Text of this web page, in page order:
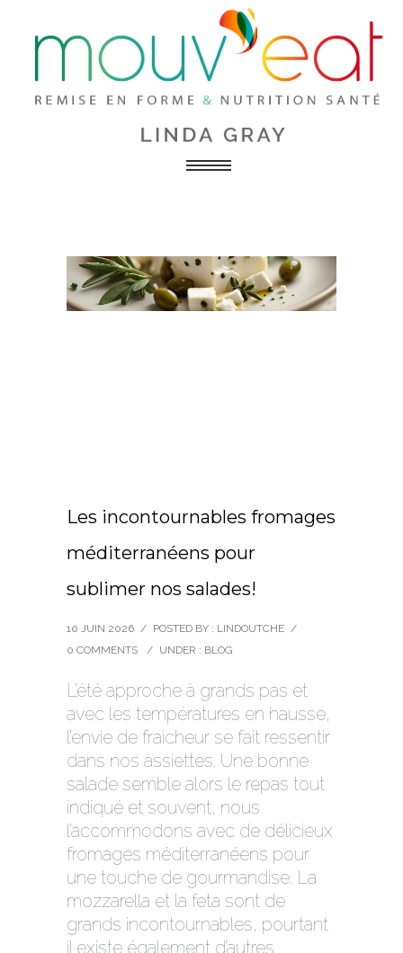
Les incontournables fromages
méditerranéens pour
sublimer nos salades!
10 JUIN 2026 / POSTED BY : LINDOUTCHE /
0 COMMENTS
/ UNDER : BLOG
L’été approche à grands pas et
avec les températures en hausse,
l’envie de fraicheur se fait ressentir
dans nos assiettes. Une bonne
salade semble alors le repas tout
indiqué et souvent, nous
l’accommodons avec de délicieux
fromages méditerranéens pour
une touche de gourmandise. La
mozzarella et la feta sont de
grands incontournables, pourtant
il existe également d’autres